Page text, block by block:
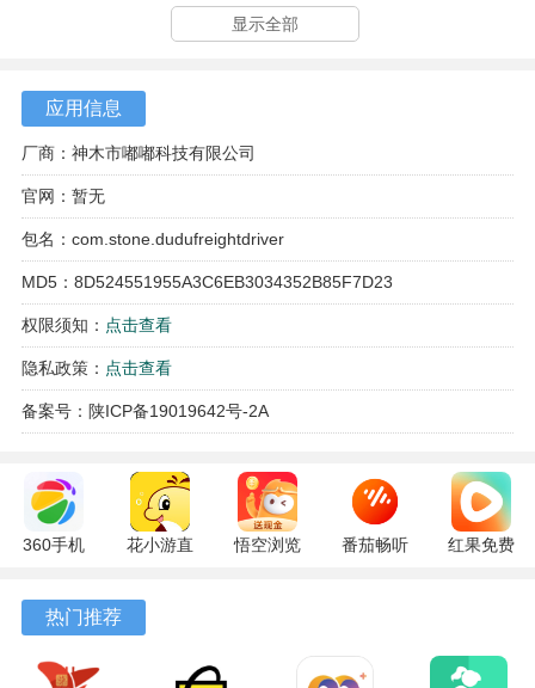
显示全部
应用信息
厂商：神木市嘟嘟科技有限公司
官网：暂无
包名：com.stone.dudufreightdriver
MD5：8D524551955A3C6EB3034352B85F7D23
权限须知： 点击查看
隐私政策： 点击查看
备案号：陕ICP备19019642号-2A
360手机
10.13.27
最新版
花小游直
17.9.56
悟空浏览
番茄畅听
红果免费
热门推荐